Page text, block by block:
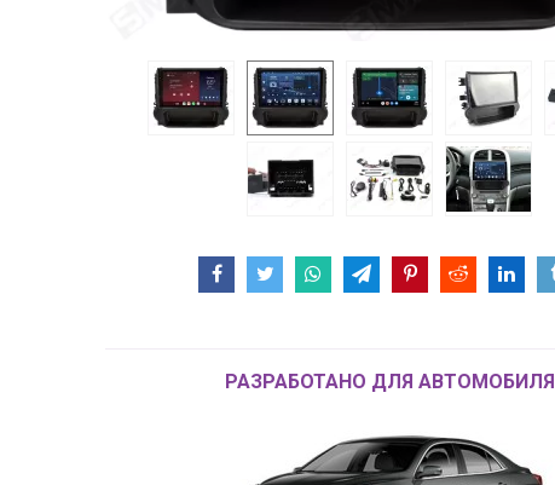
РАЗРАБОТАНО ДЛЯ АВТОМОБИЛЯ